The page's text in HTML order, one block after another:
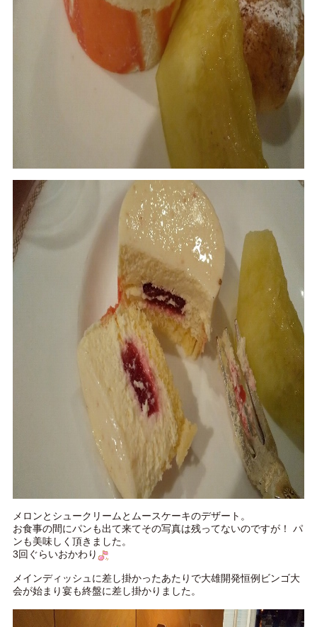
メロンとシュークリームとムースケーキのデザート。
お食事の間にパンも出て来てその写真は残ってないのですが！ パ
ンも美味しく頂きました。
3回ぐらいおかわり
メインディッシュに差し掛かったあたりで大雄開発恒例ビンゴ大
会が始まり宴も終盤に差し掛かりました。